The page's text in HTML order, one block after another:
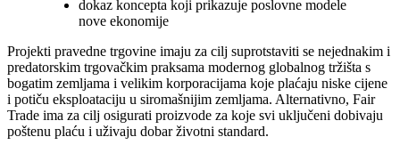
dokaz koncepta koji prikazuje poslovne modele
nove ekonomije
Projekti pravedne trgovine imaju za cilj suprotstaviti se nejednakim i
predatorskim trgovačkim praksama modernog globalnog tržišta s
bogatim zemljama i velikim korporacijama koje plaćaju niske cijene
i potiču eksploataciju u siromašnijim zemljama. Alternativno, Fair
Trade ima za cilj osigurati proizvode za koje svi uključeni dobivaju
poštenu plaću i uživaju dobar životni standard.